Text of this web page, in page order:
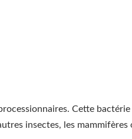
Cette
insectes, les mammifères